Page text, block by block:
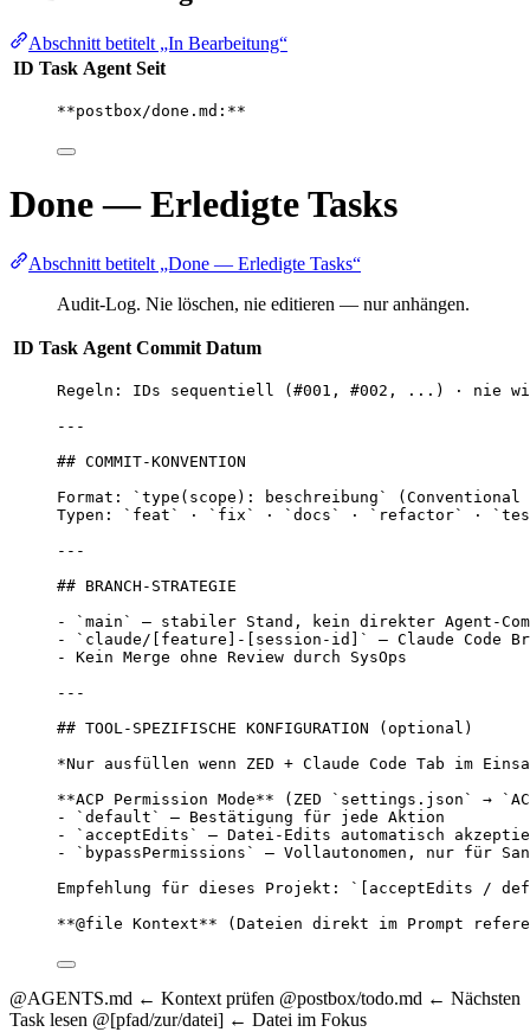
Abschnitt betitelt „In Bearbeitung“
ID Task Agent Seit
**postbox/done.md:**
Done — Erledigte Tasks
Abschnitt betitelt „Done — Erledigte Tasks“
Audit-Log. Nie löschen, nie editieren — nur anhängen.
ID Task Agent Commit Datum
Regeln: IDs sequentiell (#001, #002, ...) · nie
---
## COMMIT-KONVENTION
Format: `type(scope): beschreibung` (Conventional
Typen: `feat` · `fix` · `docs` · `refactor` ·
---
## BRANCH-STRATEGIE
- `main` — stabiler Stand, kein direkter Agent-
- `claude/[feature]-[session-id]` — Claude Code
- Kein Merge ohne Review durch SysOps
---
## TOOL-SPEZIFISCHE KONFIGURATION (optional)
*Nur ausfüllen wenn ZED + Claude Code Tab im
**ACP Permission Mode** (ZED `settings.json` →
- `default` — Bestätigung für jede Aktion
- `acceptEdits` — Datei-Edits automatisch
- `bypassPermissions` — Vollautonomen, nur für
Empfehlung für dieses Projekt: `[acceptEdits /
**@file Kontext** (Dateien direkt im Prompt
@AGENTS.md ← Kontext prüfen @postbox/todo.md ← Nächsten
Task lesen @[pfad/zur/datei] ← Datei im Fokus